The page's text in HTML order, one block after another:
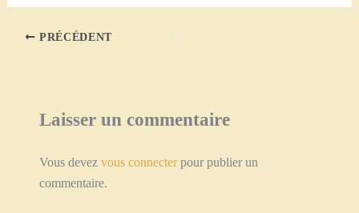
PRÉCÉDENT
Laisser un commentaire
Vous devez vous connecterpour publier un
commentaire.